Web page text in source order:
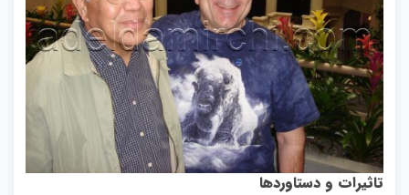
تاثیرات و دستاوردها